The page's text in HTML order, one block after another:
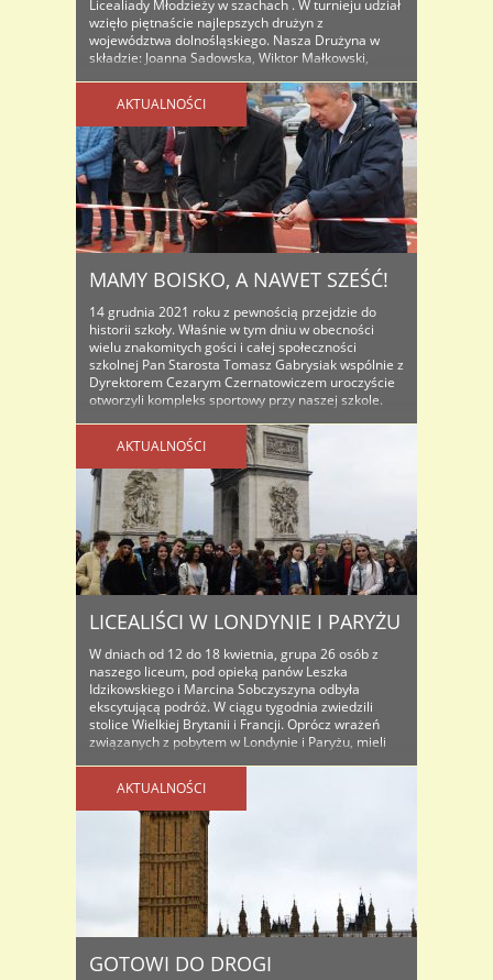
Licealiady Młodzieży w szachach . W turnieju udział
wzięło piętnaście najlepszych drużyn z
województwa dolnośląskiego. Nasza Drużyna w
składzie: Joanna Sadowska, Wiktor Małkowski,
zajęła IX miejsce. Opiekunem drużyny był Marcin
Sobczyszyn. Gratulujemy osiągniętego ..
AKTUALNOŚCI
MAMY BOISKO, A NAWET SZEŚĆ!
14 grudnia 2021 roku z pewnością przejdzie do
historii szkoły. Właśnie w tym dniu w obecności
wielu znakomitych gości i całej społeczności
szkolnej Pan Starosta Tomasz Gabrysiak wspólnie z
Dyrektorem Cezarym Czernatowiczem uroczyście
otworzyli kompleks sportowy przy naszej szkole.
była wielka, a że otwarcie przypadło na czas ..
AKTUALNOŚCI
LICEALIŚCI W LONDYNIE I PARYŻU
W dniach od 12 do 18 kwietnia, grupa 26 osób z
naszego liceum, pod opieką panów Leszka
Idzikowskiego i Marcina Sobczyszyna odbyła
ekscytującą podróż. W ciągu tygodnia zwiedzili
stolice Wielkiej Brytanii i Francji. Oprócz wrażeń
związanych z pobytem w Londynie i Paryżu, mieli
być świadkami historycznego momentu, jakim był ..
AKTUALNOŚCI
GOTOWI DO DROGI